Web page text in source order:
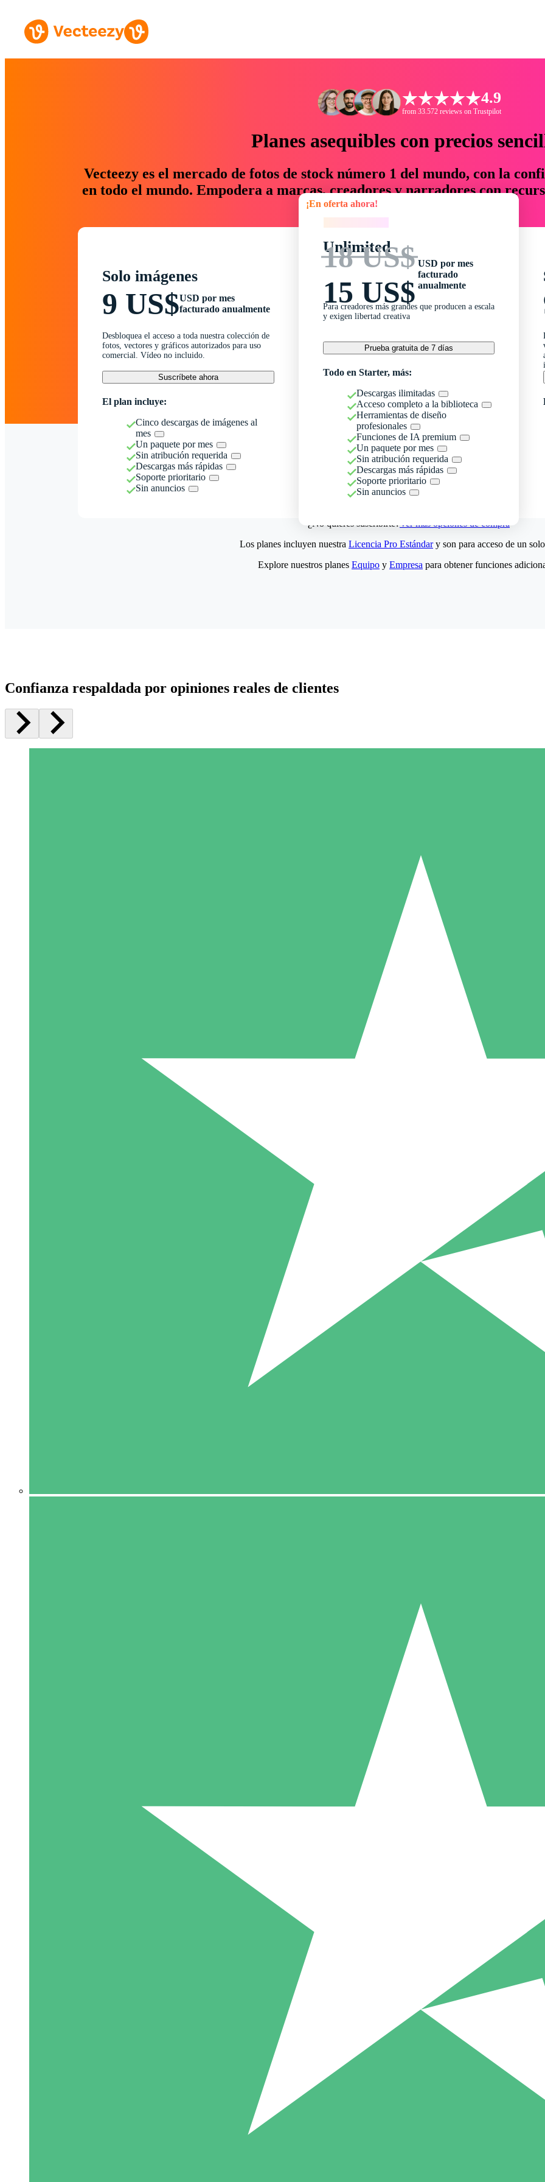
4.9
from 33.572 reviews on Trustpilot
Planes asequibles con precios
Vecteezy es el mercado de fotos de stock número 1 del mundo, con la
en todo el mundo. Empodera a marcas, creadores y narradores con
un 76 % en tiempo y presupuesto.
Solo imágenes
9 US$USD por mes
facturado anualmente
Desbloquea el acceso a toda nuestra colección de
fotos, vectores y gráficos autorizados para uso
comercial. Vídeo no incluido.
Suscríbete ahora
El plan incluye:
Cinco descargas de imágenes al
mes
Un paquete por mes
Sin atribución requerida
Descargas más rápidas
Soporte prioritario
Sin anuncios
¡En oferta ahora!
Unlimited
18 US$
15 US$
USD por mes
facturado
anualmente
Para creadores más grandes que producen a escala
y exigen libertad creativa
Prueba gratuita de 7 días
Todo en Starter, más:
Descargas ilimitadas
Acceso completo a la biblioteca
Herramientas de diseño
profesionales
Funciones de IA premium
Un paquete por mes
Sin atribución requerida
Descargas más rápidas
Soporte prioritario
Sin anuncios
¿No quieres suscribirte?Ver más opciones de compra
5 Descargas
15
Los planes incluyen nuestra Licencia Pro Estándary son para acceso de un
Explore nuestros planes Equipo y Empresa para obtener funciones
Confianza respaldada por opiniones reales de clientes